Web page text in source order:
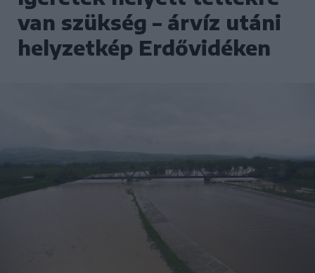
van szükség – árvíz utáni
helyzetkép Erdővidéken